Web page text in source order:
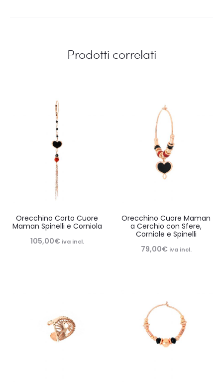
Prodotti correlati
Orecchino Corto Cuore
Maman Spinelli e Corniola
105,00€ iva incl.
Orecchino Cuore Maman
a Cerchio con Sfere,
Corniole e Spinelli
79,00€ iva incl.